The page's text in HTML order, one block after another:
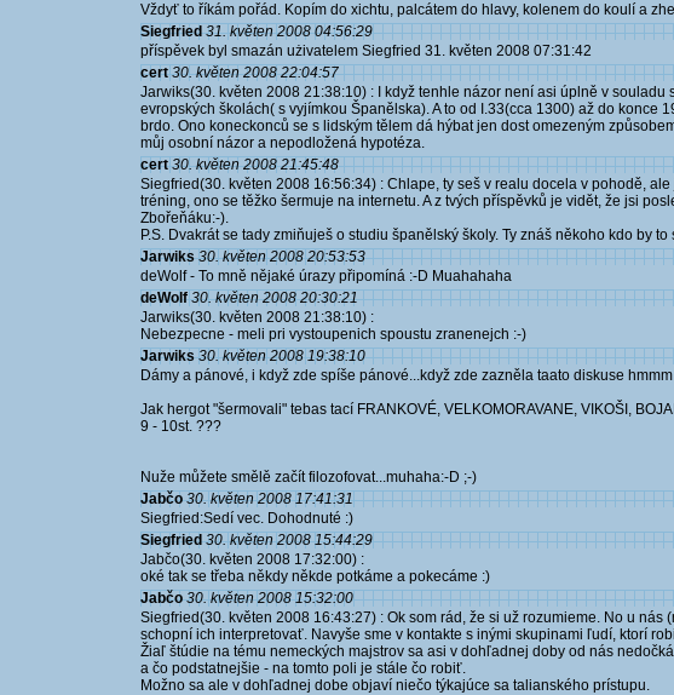
Vždyť to říkám pořád. Kopím do xichtu, palcátem do hlavy, kolenem do koulí a
Siegfried 31. květen 2008 04:56:29
příspěvek byl smazán użivatelem Siegfried 31. květen 2008 07:31:42
cert 30. květen 2008 22:04:57
Jarwiks(30. květen 2008 21:38:10) : I když tenhle názor není asi úplně v
evropských školách( s vyjímkou Španělska). A to od I.33(cca 1300) až do
brdo. Ono koneckonců se s lidským tělem dá hýbat jen dost omezeným
můj osobní názor a nepodložená hypotéza.
cert 30. květen 2008 21:45:48
Siegfried(30. květen 2008 16:56:34) : Chlape, ty seš v realu docela v pohodě,
tréning, ono se těžko šermuje na internetu. A z tvých příspěvků je vidět, že jsi
Zbořeňáku:-).
P.S. Dvakrát se tady zmiňuješ o studiu španělský školy. Ty znáš někoho kdo by
Jarwiks 30. květen 2008 20:53:53
deWolf - To mně nějaké úrazy připomíná :-D Muahahaha
deWolf 30. květen 2008 20:30:21
Jarwiks(30. květen 2008 21:38:10) :
Nebezpecne - meli pri vystoupenich spoustu zranenejch :-)
Jarwiks 30. květen 2008 19:38:10
Dámy a pánové, i když zde spíše pánové...když zde zazněla taato diskuse
Jak hergot "šermovali" tebas tací FRANKOVÉ, VELKOMORAVANE, VIKOŠI,
9 - 10st. ???
Nuže můžete smělě začít filozofovat...muhaha:-D ;-)
Jabčo 30. květen 2008 17:41:31
Siegfried:Sedí vec. Dohodnuté :)
Siegfried 30. květen 2008 15:44:29
Jabčo(30. květen 2008 17:32:00) :
oké tak se třeba někdy někde potkáme a pokecáme :)
Jabčo 30. květen 2008 15:32:00
Siegfried(30. květen 2008 16:43:27) : Ok som rád, že si už rozumieme. No u
schopní ich interpretovať. Navyše sme v kontakte s inými skupinami ľudí, ktorí
Žiaľ štúdie na tému nemeckých majstrov sa asi v dohľadnej doby od nás
a čo podstatnejšie - na tomto poli je stále čo robiť.
Možno sa ale v dohľadnej dobe objaví niečo týkajúce sa talianského prístupu.